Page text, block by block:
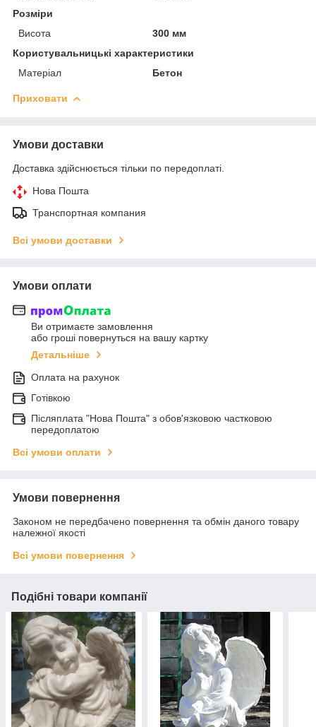
Розміри
Висота
300 мм
Користувальницькі характеристики
Матеріал
Бетон
Приховати
Умови доставки
Доставка здійснюється тільки по передоплаті.
Нова Пошта
Транспортная компания
Всі умови доставки
Умови оплати
Ви отримаєте замовлення
або гроші повернуться на вашу картку
Детальніше
Оплата на рахунок
Готівкою
Післяплата "Нова Пошта" з обов'язковою частковою
передоплатою
Всі умови оплати
Умови повернення
Законом не передбачено повернення та обмін даного товару
належної якості
Всі умови повернення
Подібні товари компанії